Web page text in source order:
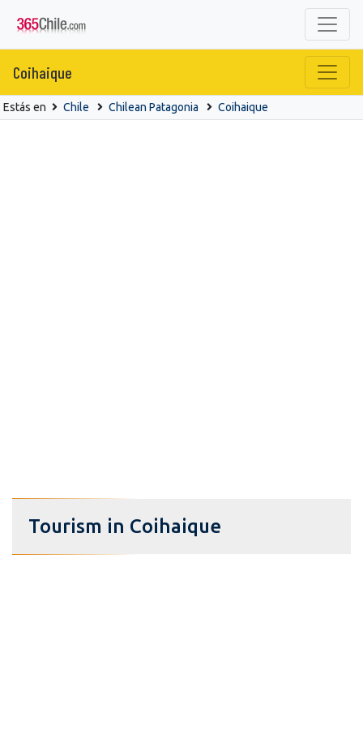
Coihaique
Estás en Chile Chilean Patagonia Coihaique
Tourism in Coihaique